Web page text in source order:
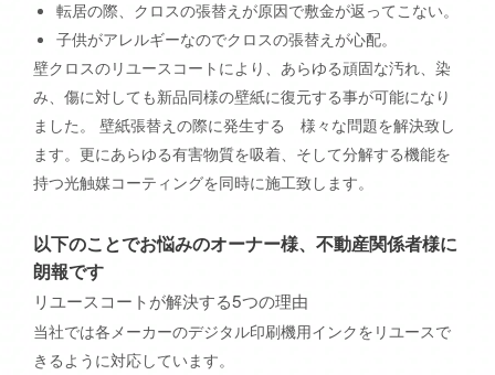
転居の際、クロスの張替えが原因で敷金が返ってこない。
子供がアレルギーなのでクロスの張替えが心配。
壁クロスのリユースコートにより、あらゆる頑固な汚れ、染
み、傷に対しても新品同様の壁紙に復元する事が可能になり
ました。 壁紙張替えの際に発生する 様々な問題を解決致し
ます。更にあらゆる有害物質を吸着、そして分解する機能を
持つ光触媒コーティングを同時に施工致します。
以下のことでお悩みのオーナー様、不動産関係者様に
朗報です
リユースコートが解決する5つの理由
当社では各メーカーのデジタル印刷機用インクをリユースで
きるように対応しています。